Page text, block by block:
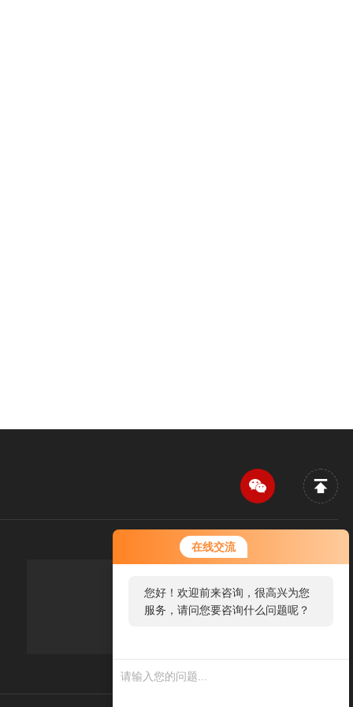
在线交流
您好！欢迎前来咨询，很高兴为您
服务，请问您要咨询什么问题呢？
传真：FAX